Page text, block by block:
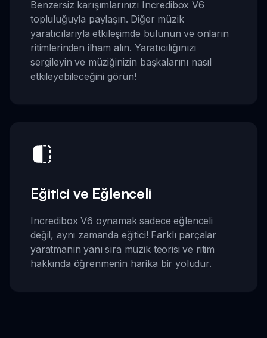
Benzersiz karışımlarınızı Incredibox V6
topluluğuyla paylaşın. Diğer müzik
yaratıcılarıyla etkileşimde bulunun ve onların
ritimlerinden ilham alın. Yaratıcılığınızı
sergileyin ve müziğinizin başkalarını nasıl
etkileyebileceğini görün!
Eğitici ve Eğlenceli
Incredibox V6 oynamak sadece eğlenceli
değil, aynı zamanda eğitici! Farklı parçalar
yaratmanın yanı sıra müzik teorisi ve ritim
hakkında öğrenmenin harika bir yoludur.